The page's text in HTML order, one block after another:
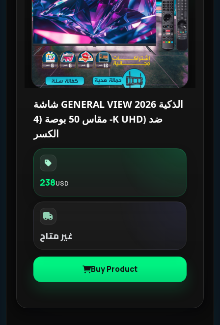
شاشة GENERAL VIEW 2026 الذكية
- مقاس 50 بوصة (4K UHD) ضد
الكسر
238USD
غير متاح
Buy Product